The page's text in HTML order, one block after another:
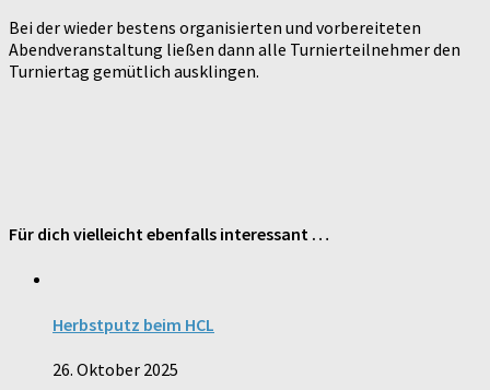
Bei der wieder bestens organisierten und vorbereiteten
Abendveranstaltung ließen dann alle Turnierteilnehmer den
Turniertag gemütlich ausklingen.
Für dich vielleicht ebenfalls interessant …
Herbstputz beim HCL
26. Oktober 2025